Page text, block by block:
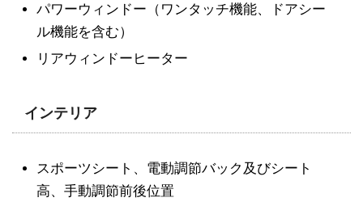
パワーウィンドー（ワンタッチ機能、ドアシー
ル機能を含む）
リアウィンドーヒーター
インテリア
スポーツシート、電動調節バック及びシート
高、手動調節前後位置